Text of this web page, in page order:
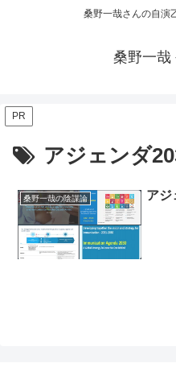
桑野一哉さんの自演
桑野一哉
PR
アジェンダ
桑野一哉の陰謀論 アジ